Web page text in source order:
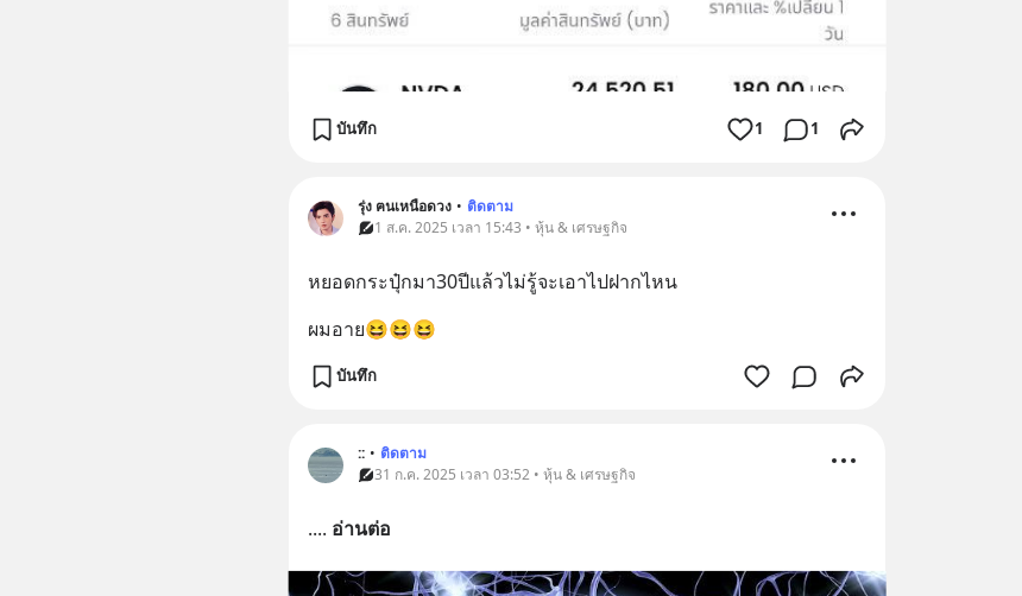
บันทึก 1 1
รุ่ง ฅนเหนือดวง • ติดตาม
1 ส.ค. 2025 เวลา 15:43 • หุ้น & เศรษฐกิจ
หยอดกระปุ๋กมา30ปีแล้วไม่รู้จะเอาไปฝากไหน
ผมอาย😆😆😆
บันทึก
:: • ติดตาม
31 ก.ค. 2025 เวลา 03:52 • หุ้น & เศรษฐกิจ
.... อ่านต่อ